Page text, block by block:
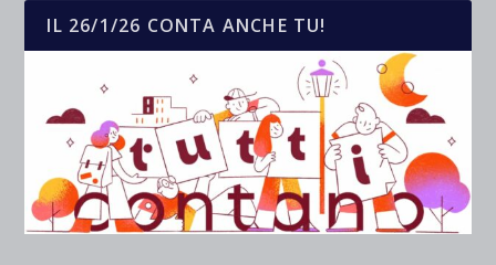
IL 26/1/26 CONTA ANCHE TU!